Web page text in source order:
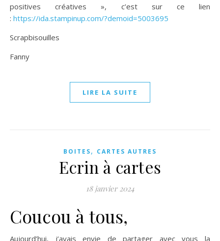
positives créatives », c’est sur ce lien
: https://ida.stampinup.com/?demoid=5003695
Scrapbisouilles
Fanny
LIRE LA SUITE
BOITES, CARTES AUTRES
Ecrin à cartes
18 janvier 2024
Coucou à tous,
Aujourd’hui, j’avais envie de partager avec vous la